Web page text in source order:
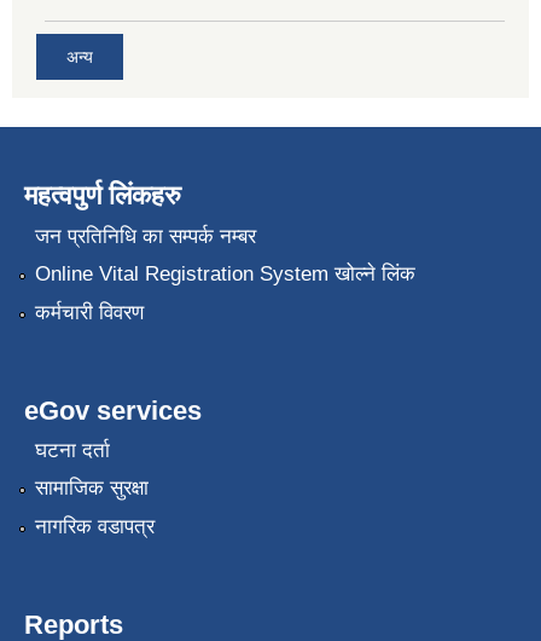
अन्य
महत्वपुर्ण लिंकहरु
जन प्रतिनिधि का सम्पर्क नम्बर
Online Vital Registration System खोल्ने लिंक
कर्मचारी विवरण
eGov services
घटना दर्ता
सामाजिक सुरक्षा
नागरिक वडापत्र
Reports